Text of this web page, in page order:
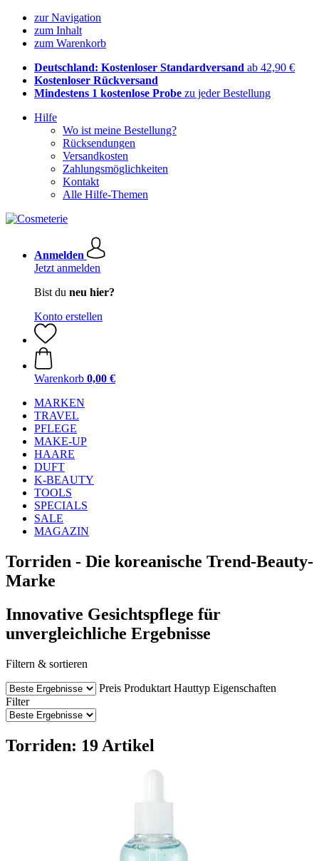
zur Navigation
zum Inhalt
zum Warenkorb
Deutschland: Kostenloser Standardversand ab 42,90 €
Kostenloser Rückversand
Mindestens 1 kostenlose Probe zu jeder Bestellung
Hilfe
Wo ist meine Bestellung?
Rücksendungen
Versandkosten
Zahlungsmöglichkeiten
Kontakt
Alle Hilfe-Themen
Anmelden
Jetzt anmelden
Bist du neu hier?
Konto erstellen
Warenkorb 0,00 €
MARKEN
TRAVEL
PFLEGE
MAKE-UP
HAARE
DUFT
K-BEAUTY
TOOLS
SPECIALS
SALE
MAGAZIN
Torriden - Die koreanische Trend-Beauty-
Marke
Innovative Gesichtspflege für
unvergleichliche Ergebnisse
Filtern & sortieren
Preis Produktart Hauttyp Eigenschaften
Filter
Torriden: 19 Artikel